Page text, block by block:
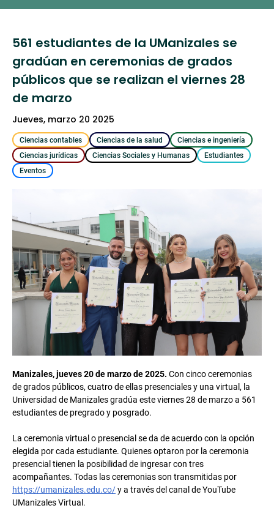
561 estudiantes de la UManizales se
gradúan en ceremonias de grados
públicos que se realizan el viernes 28
de marzo
jueves, marzo 20 2025
Ciencias contables Ciencias de la salud
Ciencias e ingeniería
Ciencias jurídicas
Ciencias Sociales y Humanas
Estudiantes
Eventos
Manizales, jueves 20 de marzo de 2025. Con cinco ceremonias
de grados públicos, cuatro de ellas presenciales y una virtual, la
Universidad de Manizales gradúa este viernes 28 de marzo a 561
estudiantes de pregrado y posgrado.
La ceremonia virtual o presencial se da de acuerdo con la opción
elegida por cada estudiante. Quienes optaron por la ceremonia
presencial tienen la posibilidad de ingresar con tres
acompañantes. Todas las ceremonias son transmitidas por
https://umanizales.edu.co/y a través del canal de YouTube
UManizales Virtual.